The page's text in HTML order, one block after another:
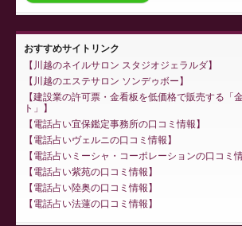
おすすめサイトリンク
川越のネイルサロン スタジオジェラルダ
川越のエステサロン ソンデゥボー
建設業の許可票・金看板を低価格で販売する「
ト」
電話占い宜保鑑定事務所の口コミ情報
電話占いヴェルニの口コミ情報
電話占いミーシャ・コーポレーションの口コミ
電話占い紫苑の口コミ情報
電話占い陸奥の口コミ情報
電話占い法蓮の口コミ情報